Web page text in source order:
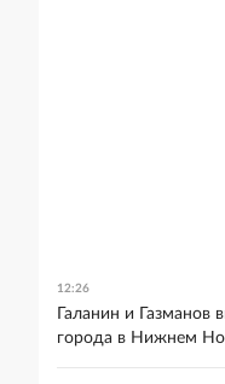
12:26
Галанин и Газманов
города в Нижнем